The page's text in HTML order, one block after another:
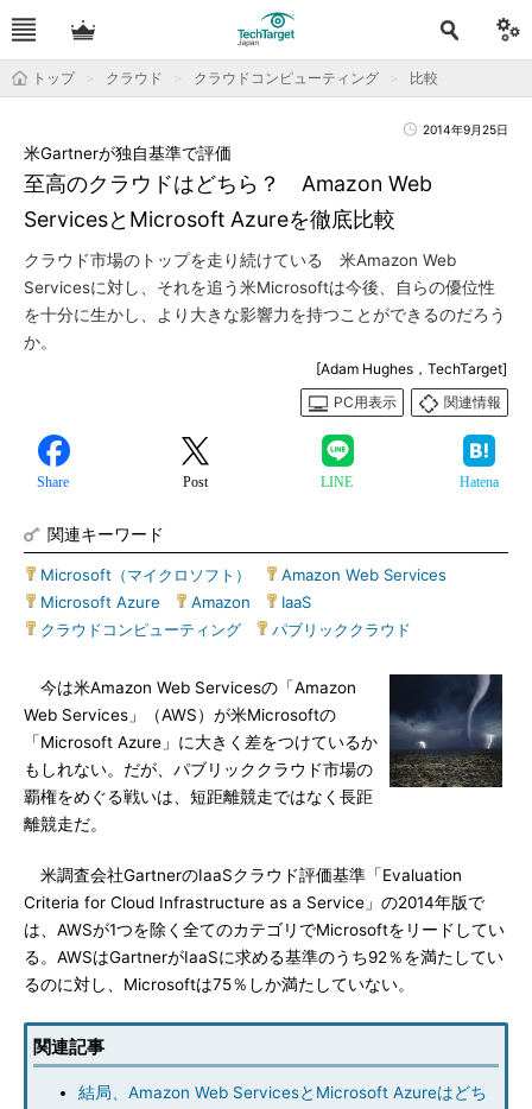
トップ クラウド クラウドコンピューティング 比較
2014年9月25日
至高のクラウドはどちら？ Amazon Web
ServicesとMicrosoft Azureを徹底比較
米Gartnerが独自基準で評価
クラウド市場のトップを走り続けている 米Amazon Web
Servicesに対し、それを追う米Microsoftは今後、自らの優位性
を十分に生かし、より大きな影響力を持つことができるのだろう
か。
[Adam Hughes，TechTarget]
PC用表示
関連情報
Share Post LINE Hatena
関連キーワード
Microsoft（マイクロソフト） Amazon Web Services
Microsoft Azure
Amazon IaaS
クラウドコンピューティング
パブリッククラウド
今は米Amazon Web Servicesの「Amazon
Web Services」（AWS）が米Microsoftの
「Microsoft Azure」に大きく差をつけているか
もしれない。だが、パブリッククラウド市場の
覇権をめぐる戦いは、短距離競走ではなく長距
離競走だ。
米調査会社GartnerのIaaSクラウド評価基準「Evaluation
Criteria for Cloud Infrastructure as a Service」の2014年版で
は、AWSが1つを除く全てのカテゴリでMicrosoftをリードしてい
る。AWSはGartnerがIaaSに求める基準のうち92％を満たしてい
るのに対し、Microsoftは75％しか満たしていない。
関連記事
結局、Amazon Web ServicesとMicrosoft Azureはどち